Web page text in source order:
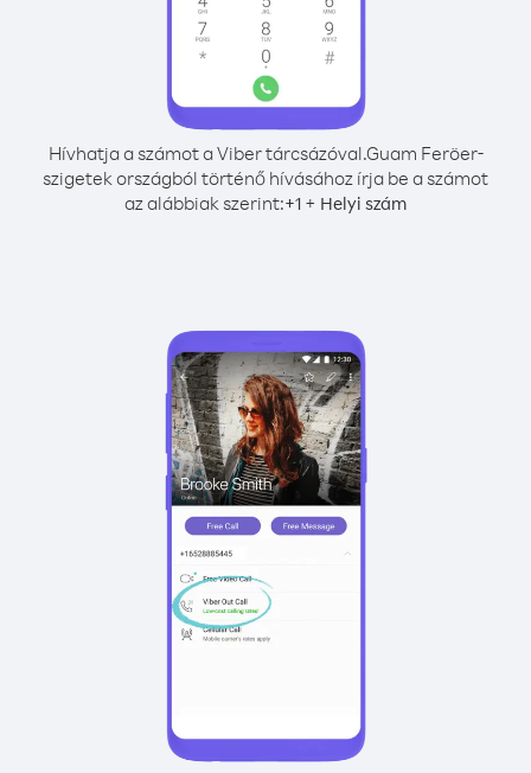
Hívhatja a számot a Viber tárcsázóval.Guam Feröer-
szigetek országból történő hívásához írja be a számot
az alábbiak szerint:+1 + Helyi szám